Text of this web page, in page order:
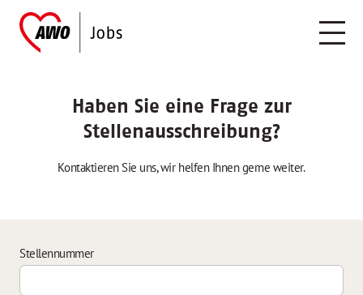
Haben Sie eine Frage zur
Stellenausschreibung?
Kontaktieren Sie uns, wir helfen Ihnen gerne weiter.
Stellennummer